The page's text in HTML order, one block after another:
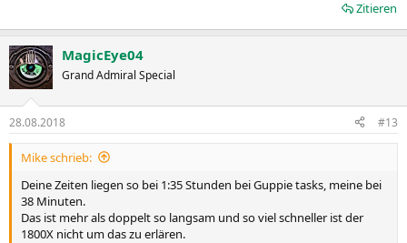
Zitieren
MagicEye04
Grand Admiral Special
28.08.2018 #13
Mike schrieb:
Deine Zeiten liegen so bei 1:35 Stunden bei Guppie tasks, meine bei
38 Minuten.
Das ist mehr als doppelt so langsam und so viel schneller ist der
1800X nicht um das zu erlären.